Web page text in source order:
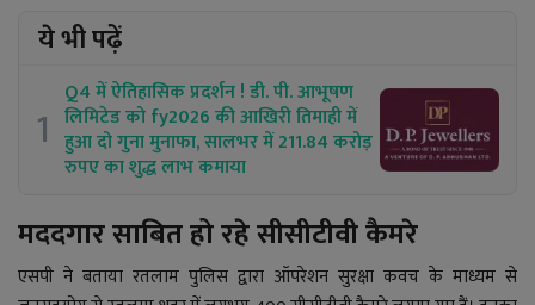
ये भी पढ़ें
1
Q4 में ऐतिहासिक प्रदर्शन ! डी. पी. आभूषण
लिमिटेड को fy2026 की आखिरी तिमाही में
हुआ दो गुना मुनाफा, सालभर में 211.84 करोड़
रुपए का शुद्ध लाभ कमाया
मददगार साबित हो रहे सीसीटीवी कैमरे
एसपी ने बताया रतलाम पुलिस द्वारा ऑपरेशन सुरक्षा कवच के माध्यम से